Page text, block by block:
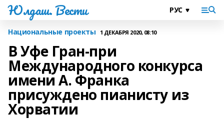
Юлдаш. Вести
Национальные проекты 1 ДЕКАБРЯ 2020, 08:10
В Уфе Гран-при
Международного конкурса
имени А. Франка
присуждено пианисту из
Хорватии